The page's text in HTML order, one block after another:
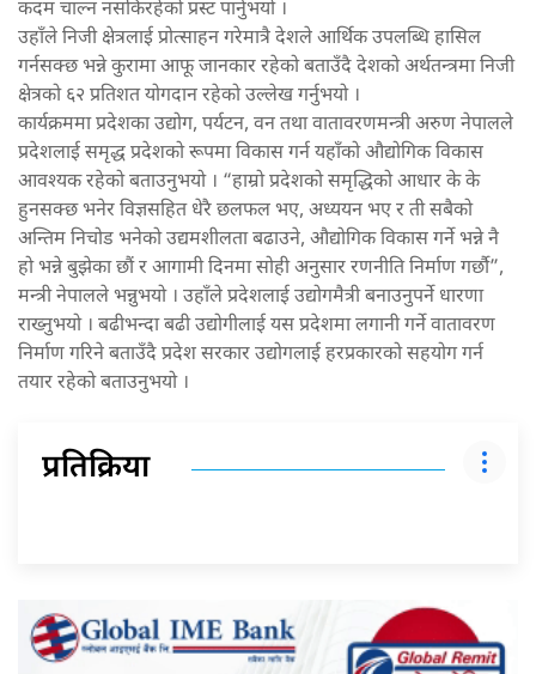
कदम चाल्न नसकिरहेको प्रस्ट पार्नुभयो ।
उहाँले निजी क्षेत्रलाई प्रोत्साहन गरेमात्रै देशले आर्थिक उपलब्धि हासिल
गर्नसक्छ भन्ने कुरामा आफू जानकार रहेको बताउँदै देशको अर्थतन्त्रमा निजी
क्षेत्रको ६२ प्रतिशत योगदान रहेको उल्लेख गर्नुभयो ।
कार्यक्रममा प्रदेशका उद्योग, पर्यटन, वन तथा वातावरणमन्त्री अरुण नेपालले
प्रदेशलाई समृद्ध प्रदेशको रूपमा विकास गर्न यहाँको औद्योगिक विकास
आवश्यक रहेको बताउनुभयो । “हाम्रो प्रदेशको समृद्धिको आधार के के
हुनसक्छ भनेर विज्ञसहित धेरै छलफल भए, अध्ययन भए र ती सबैको
अन्तिम निचोड भनेको उद्यमशीलता बढाउने, औद्योगिक विकास गर्ने भन्ने नै
हो भन्ने बुझेका छौं र आगामी दिनमा सोही अनुसार रणनीति निर्माण गर्छौ”,
मन्त्री नेपालले भन्नुभयो । उहाँले प्रदेशलाई उद्योगमैत्री बनाउनुपर्ने धारणा
राख्नुभयो । बढीभन्दा बढी उद्योगीलाई यस प्रदेशमा लगानी गर्ने वातावरण
निर्माण गरिने बताउँदै प्रदेश सरकार उद्योगलाई हरप्रकारको सहयोग गर्न
तयार रहेको बताउनुभयो ।
प्रतिक्रिया